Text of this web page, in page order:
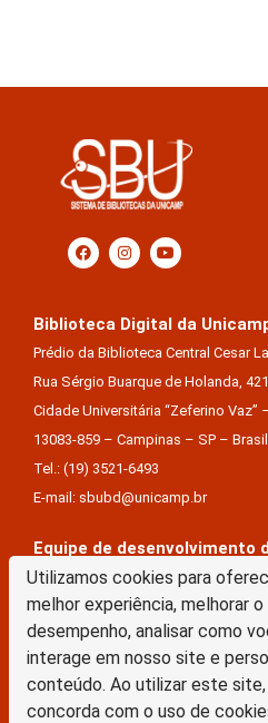
Utilizamos cookies para
melhor experiência, melhorar o
desempenho, analisar como
interage em nosso site e
conteúdo. Ao utilizar este
concorda com o uso de
Biblioteca Digital da
Prédio da Biblioteca Central Cesar
Rua Sérgio Buarque de Holanda,
Cidade Universitária “Zeferino Vaz”
13083-859 – Campinas – SP – Brasil
Tel.: (19) 3521-6493
E-mail: sbubd@unicamp.br
Equipe de desenvolvimento
Keite Aparecida Duarte
Márcio Vinícius De Jesus Almeida
Saul Victor De Castro E Silva
A Biblioteca Digital da Unicamp está
Atribuição Sem Derivações 4.0 Internacional